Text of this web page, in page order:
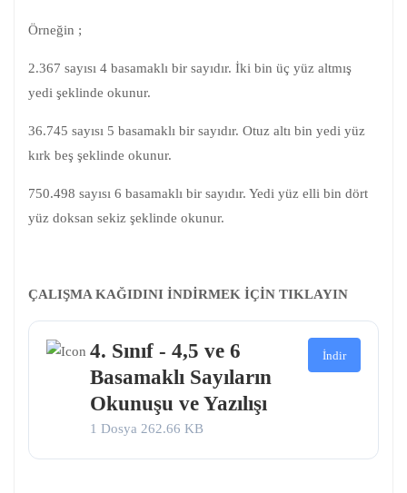
Örneğin ;
2.367 sayısı 4 basamaklı bir sayıdır. İki bin üç yüz altmış
yedi şeklinde okunur.
36.745 sayısı 5 basamaklı bir sayıdır. Otuz altı bin yedi yüz
kırk beş şeklinde okunur.
750.498 sayısı 6 basamaklı bir sayıdır. Yedi yüz elli bin dört
yüz doksan sekiz şeklinde okunur.
ÇALIŞMA KAĞIDINI İNDİRMEK İÇİN TIKLAYIN
4. Sınıf - 4,5 ve 6
Basamaklı Sayıların
Okunuşu ve Yazılışı
1 Dosya 262.66 KB
İndir